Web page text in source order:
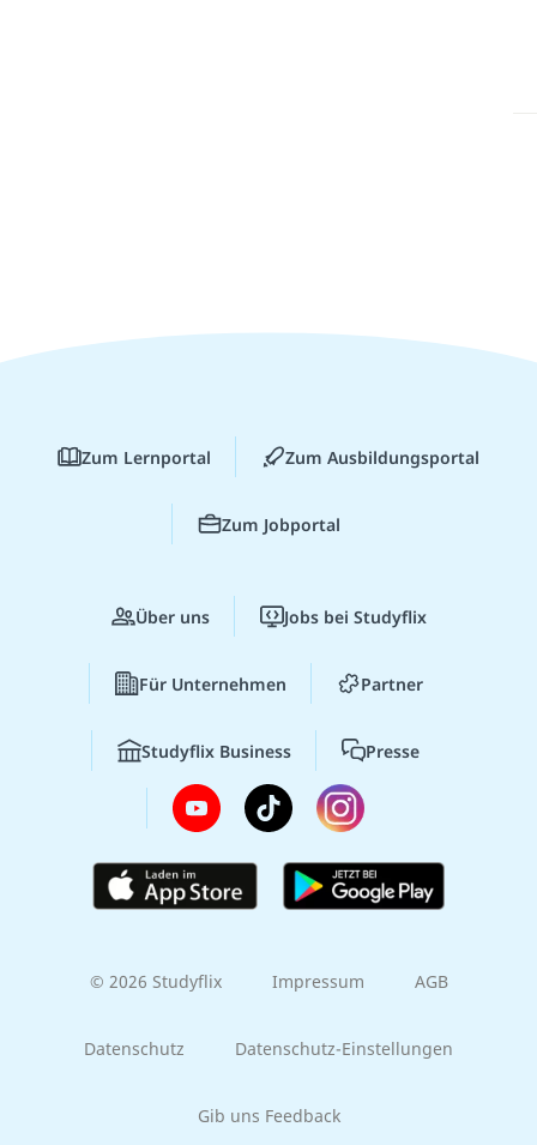
Zum Lernportal Zum Ausbildungsportal
Zum Jobportal
Über uns Jobs bei Studyflix
Für Unternehmen Partner
Studyflix Business Presse
© 2026 Studyflix Impressum AGB
Datenschutz Datenschutz-Einstellungen
Gib uns Feedback